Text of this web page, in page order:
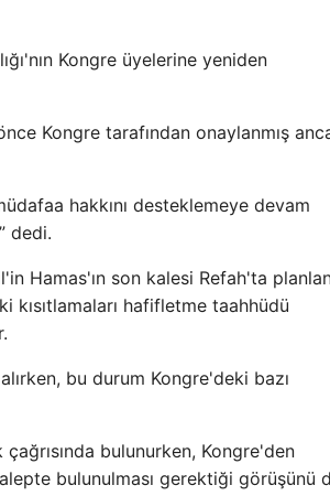
Kongre üyelerine yeniden
Kongre tarafından onaylanmış
hakkını desteklemeye devam
dedi.
Hamas'ın son kalesi Refah'ta
kısıtlamaları hafifletme taahhüdü
bu durum Kongre'deki bazı
bulunurken, Kongre'den
bulunulması gerektiği görüşünü